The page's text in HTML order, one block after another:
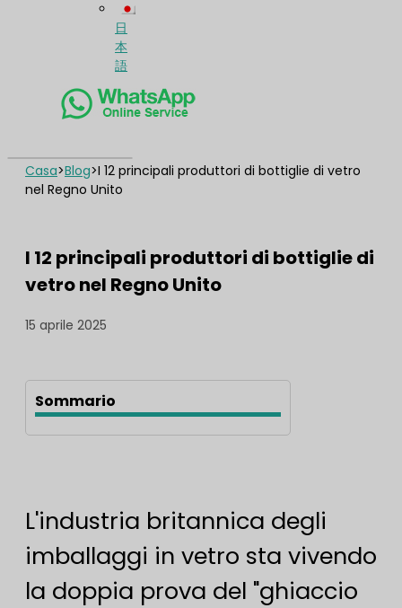
日
本
語
Casa>Blog>I 12 principali produttori di bottiglie di vetro
nel Regno Unito
I 12 principali produttori di bottiglie di
vetro nel Regno Unito
15 aprile 2025
Sommario
L'industria britannica degli
imballaggi in vetro sta vivendo
la doppia prova del "ghiaccio